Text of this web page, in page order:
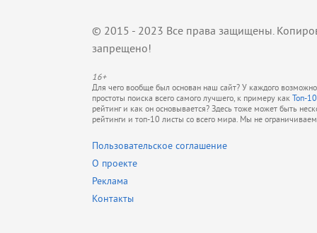
© 2015 - 2023 Все права защищены.
запрещено!
16+
Для чего вообще был основан наш сайт? У каждого
простоты поиска всего самого лучшего, к примеру как Топ-
рейтинг и как он основывается? Здесь тоже может быть
рейтинги и топ-10 листы со всего мира. Мы не
Пользовательское соглашение
О проекте
Реклама
Контакты